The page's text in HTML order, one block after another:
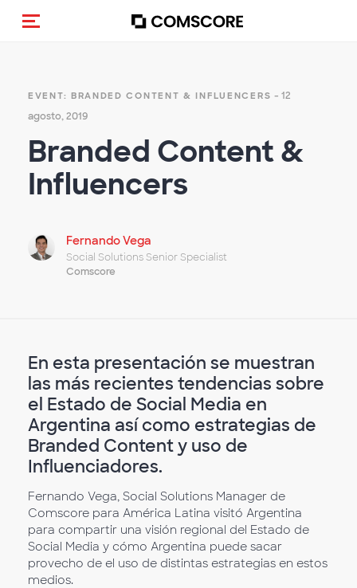
Alternar navegação
EVENT: BRANDED CONTENT & INFLUENCERS - 12
agosto, 2019
Branded Content &
Influencers
Fernando Vega
Social Solutions Senior Specialist
Comscore
En esta presentación se muestran
las más recientes tendencias sobre
el Estado de Social Media en
Argentina así como estrategias de
Branded Content y uso de
Influenciadores.
Fernando Vega, Social Solutions Manager de
Comscore para América Latina visitó Argentina
para compartir una visión regional del Estado de
Social Media y cómo Argentina puede sacar
provecho de el uso de distintas estrategias en estos
medios.